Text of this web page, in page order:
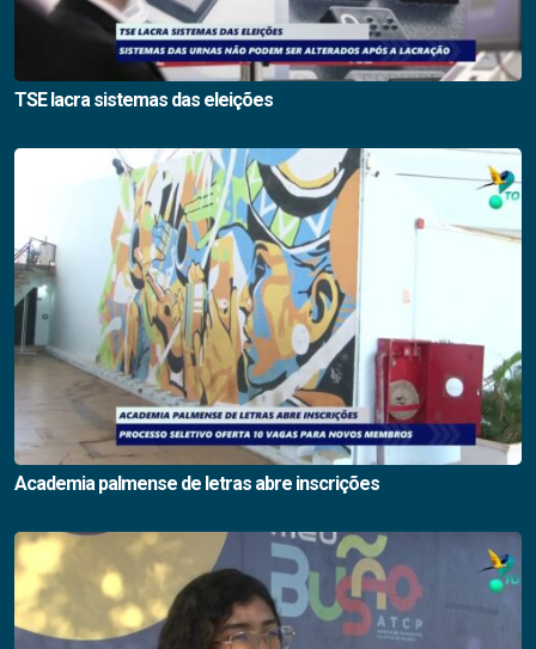
TSE lacra sistemas das eleições
Academia palmense de letras abre inscrições